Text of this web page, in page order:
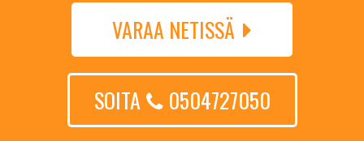
VARAA NETISSÄ
SOITA 0504727050